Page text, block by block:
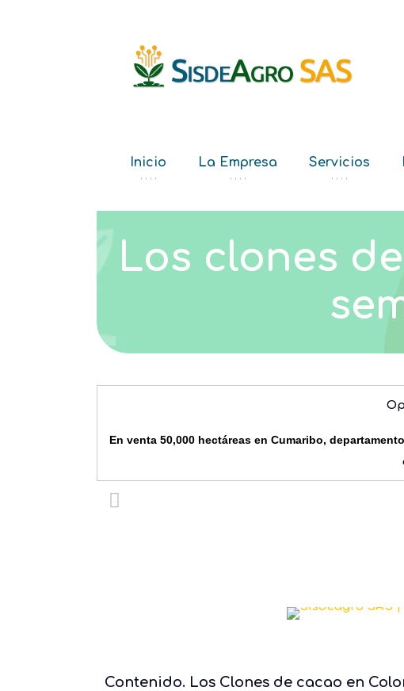
Inicio
‘ ‘ ‘ ‘
La Empresa
‘ ‘ ‘ ‘
Servicios
‘ ‘ ‘ ‘
Los clones
En venta 50,000 hectáreas en Cumaribo,
Contenido. Los Clones de cacao en